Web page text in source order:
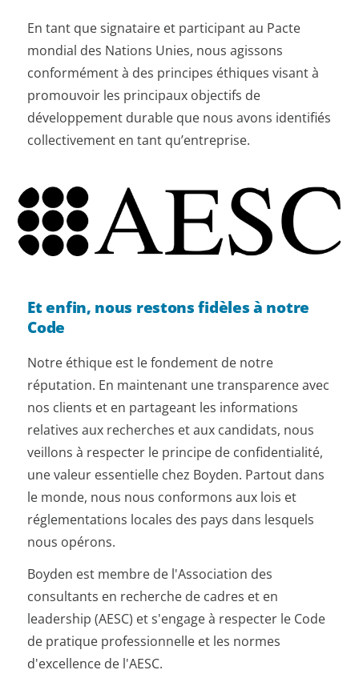
En tant que signataire et participant au Pacte
mondial des Nations Unies, nous agissons
conformément à des principes éthiques visant à
promouvoir les principaux objectifs de
développement durable que nous avons identifiés
collectivement en tant qu’entreprise.
Et enfin, nous restons fidèles à notre
Code
Notre éthique est le fondement de notre
réputation. En maintenant une transparence avec
nos clients et en partageant les informations
relatives aux recherches et aux candidats, nous
veillons à respecter le principe de confidentialité,
une valeur essentielle chez Boyden. Partout dans
le monde, nous nous conformons aux lois et
réglementations locales des pays dans lesquels
nous opérons.
Boyden est membre de l'Association des
consultants en recherche de cadres et en
leadership (AESC) et s'engage à respecter le Code
de pratique professionnelle et les normes
d'excellence de l'AESC.